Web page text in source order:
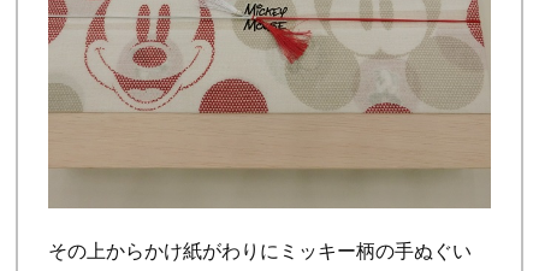
その上からかけ紙がわりにミッキー柄の手ぬぐい